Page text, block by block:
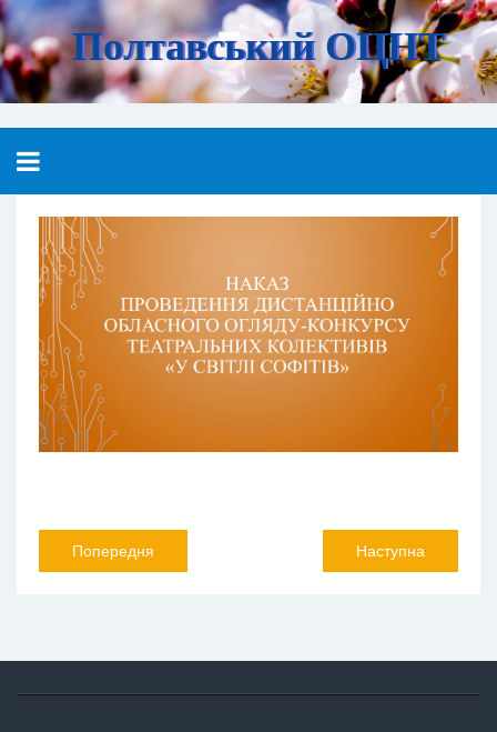
Полтавський ОЦНТ
Попередня Наступна